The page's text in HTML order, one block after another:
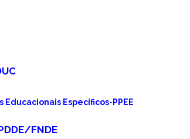
Específicos-PPEE
FNDE